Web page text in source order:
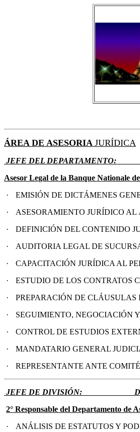
ÁREA DE ASESORIA JURÍDICA
JEFE DEL DEPARTAMENTO:
Asesor Legal de la Banque Nationale
·
EMISIÓN DE DICTÁMENES
·
ASESORAMIENTO JURÍDICO
·
DEFINICIÓN DEL CONTENIDO
·
AUDITORIA LEGAL DE
·
CAPACITACIÓN JURÍDICA AL
·
ESTUDIO DE LOS CONTRATOS
·
PREPARACIÓN DE
·
SEGUIMIENTO, NEGOCIACIÓN
·
CONTROL DE ESTUDIOS
·
MANDATARIO GENERAL
·
REPRESENTANTE ANTE
JEFE DE DIVISIÓN:
2° Responsable del Departamento de
·
ANÁLISIS DE ESTATUTOS Y